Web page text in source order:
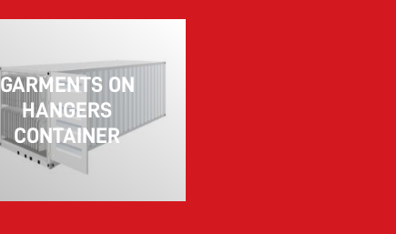
GARMENTS ON
HANGERS
CONTAINER